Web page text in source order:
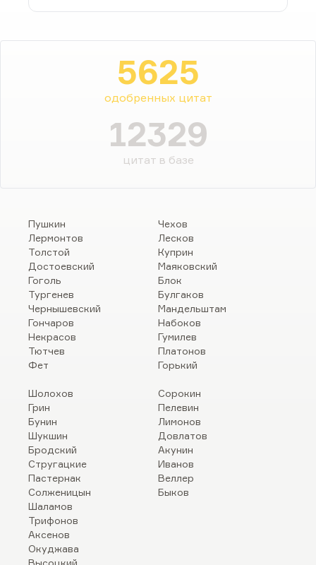
5625
одобренных цитат
12329
цитат в базе
Пушкин
Лермонтов
Толстой
Достоевский
Гоголь
Тургенев
Чернышевский
Гончаров
Некрасов
Тютчев
Фет
Чехов
Лесков
Куприн
Маяковский
Блок
Булгаков
Мандельштам
Набоков
Гумилев
Платонов
Горький
Шолохов
Грин
Бунин
Шукшин
Бродский
Стругацкие
Пастернак
Солженицын
Шаламов
Трифонов
Аксенов
Окуджава
Высоцкий
Сорокин
Пелевин
Лимонов
Довлатов
Акунин
Иванов
Веллер
Быков